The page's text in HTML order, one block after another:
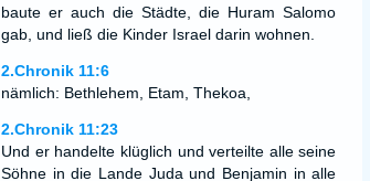
baute er auch die Städte, die Huram Salomo
gab, und ließ die Kinder Israel darin wohnen.
2.Chronik 11:6
nämlich: Bethlehem, Etam, Thekoa,
2.Chronik 11:23
Und er handelte klüglich und verteilte alle seine
Söhne in die Lande Juda und Benjamin in alle